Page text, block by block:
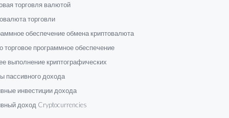
торговля валютой
торговли
обеспечение обмена криптовалюта
торговое программное обеспечение
выполнение криптографических
пассивного дохода
инвестиции дохода
доход Cryptocurrencies